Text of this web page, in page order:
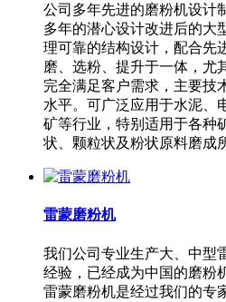
公司多年先进的磨粉机设计
多年的潜心设计改进后的大
理可靠的结构设计，配合先
磨、选粉、提升于一体，尤
完全满足客户需求，主要技
水平。可广泛应用于水泥、
矿等行业，特别适用于各种
状、颗粒状及粉状原料磨成
雷蒙磨粉机
我们公司专业生产大、中型
经验，已经成为中国的磨粉
雷蒙磨粉机是经过我们的专